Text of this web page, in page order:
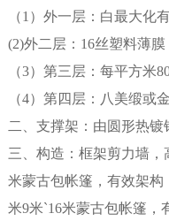
（1）外一层：白最大化
(2)外二层：16丝塑料薄膜
（3）第三层：每平方米
（4）第四层：八美缎或
二、支撑架：由圆形热镀
三、构造：框架剪力墙，
米蒙古包帐篷，有效架构
米9米`16米蒙古包帐篷，